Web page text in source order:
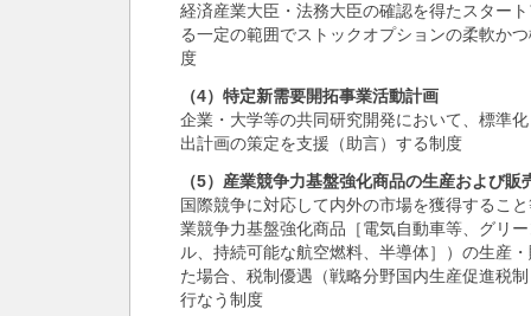
経済産業大臣・法務大臣の確認を得たスター
る一定の範囲でストックオプションの柔軟か
度
（4）特定新需要開拓事業活動計画
企業・大学等の共同研究開発において、標準
出計画の策定を支援（助言）する制度
（5）産業競争力基盤強化商品の生産および販
国際競争に対応して内外の市場を獲得するこ
業競争力基盤強化商品［電気自動車等、グリ
ル、持続可能な航空燃料、半導体］）の生産
た場合、税制優遇（戦略分野国内生産促進税
行なう制度